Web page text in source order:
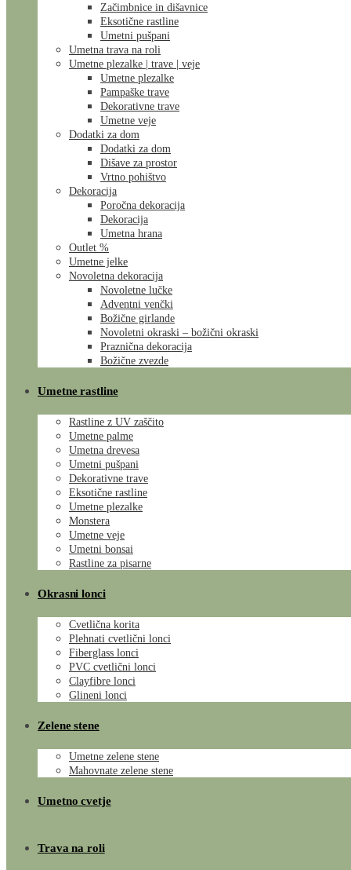
Začimbnice in dišavnice
Eksotične rastline
Umetni pušpani
Umetna trava na roli
Umetne plezalke | trave | veje
Umetne plezalke
Pampaške trave
Dekorativne trave
Umetne veje
Dodatki za dom
Dodatki za dom
Dišave za prostor
Vrtno pohištvo
Dekoracija
Poročna dekoracija
Dekoracija
Umetna hrana
Outlet %
Umetne jelke
Novoletna dekoracija
Novoletne lučke
Adventni venčki
Božične girlande
Novoletni okraski – božični okraski
Praznična dekoracija
Božične zvezde
Umetne rastline
Rastline z UV zaščito
Umetne palme
Umetna drevesa
Umetni pušpani
Dekorativne trave
Eksotične rastline
Umetne plezalke
Monstera
Umetne veje
Umetni bonsai
Rastline za pisarne
Okrasni lonci
Cvetlična korita
Plehnati cvetlični lonci
Fiberglass lonci
PVC cvetlični lonci
Clayfibre lonci
Glineni lonci
Zelene stene
Umetne zelene stene
Mahovnate zelene stene
Umetno cvetje
Trava na roli